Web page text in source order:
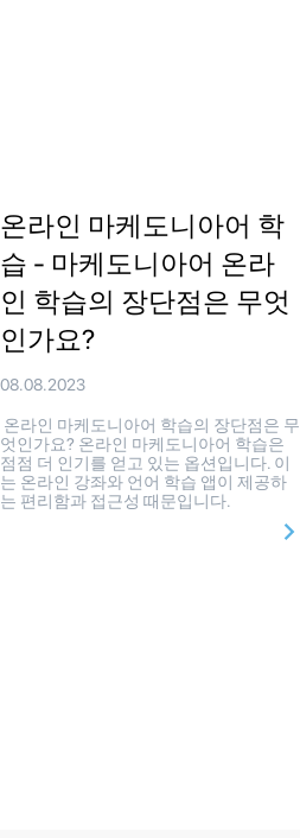
온라인 마케도니아어 학
습 - 마케도니아어 온라
인 학습의 장단점은 무엇
인가요?
08.08.2023
온라인 마케도니아어 학습의 장단점은 무
엇인가요? 온라인 마케도니아어 학습은
점점 더 인기를 얻고 있는 옵션입니다. 이
는 온라인 강좌와 언어 학습 앱이 제공하
는 편리함과 접근성 때문입니다.